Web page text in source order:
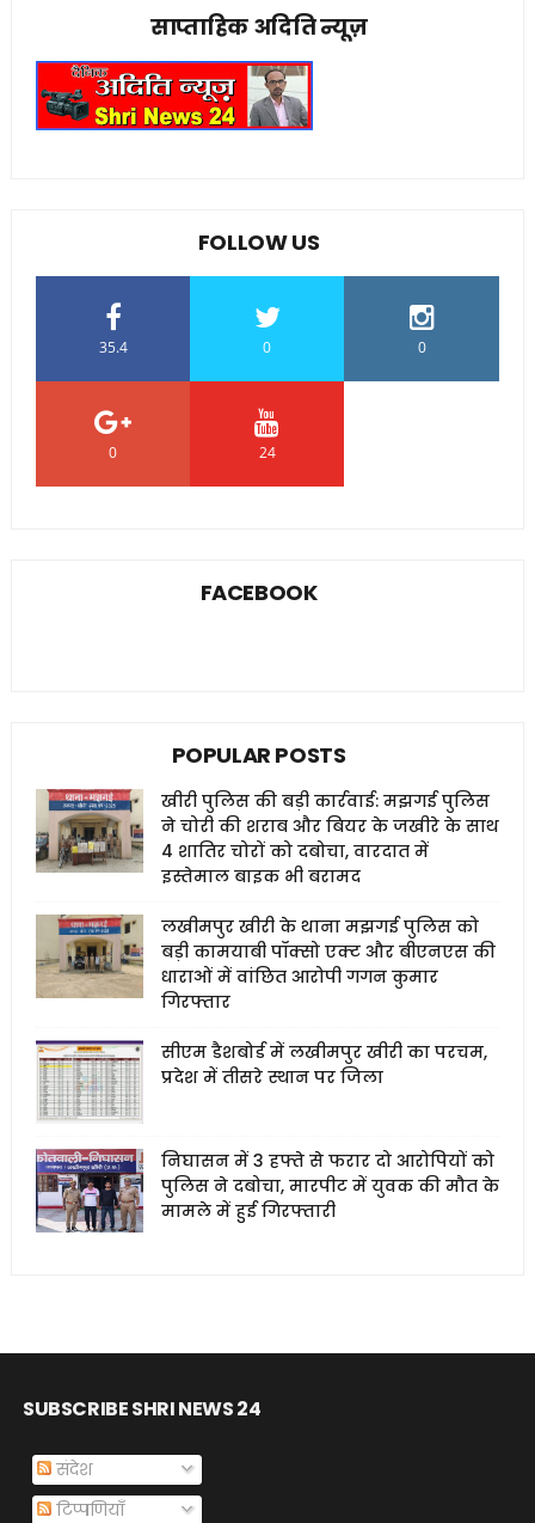
साप्ताहिक अदिति न्यूज़
FOLLOW US
35.4 0 0
0 24
FACEBOOK
POPULAR POSTS
खीरी पुलिस की बड़ी कार्रवाई: मझगई पुलिस
ने चोरी की शराब और बियर के जखीरे के साथ
4 शातिर चोरों को दबोचा, वारदात में
इस्तेमाल बाइक भी बरामद
लखीमपुर खीरी के थाना मझगई पुलिस को
बड़ी कामयाबी पॉक्सो एक्ट और बीएनएस की
धाराओं में वांछित आरोपी गगन कुमार
गिरफ्तार
सीएम डैशबोर्ड में लखीमपुर खीरी का परचम,
प्रदेश में तीसरे स्थान पर जिला
निघासन में 3 हफ्ते से फरार दो आरोपियों को
पुलिस ने दबोचा, मारपीट में युवक की मौत के
मामले में हुई गिरफ्तारी
SUBSCRIBE SHRI NEWS 24
संदेश
टिप्पणियाँ